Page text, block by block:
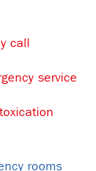
call
service
rooms